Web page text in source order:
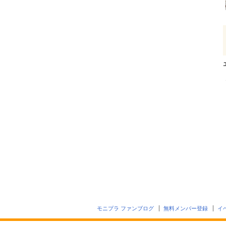
モニプラ ファンブログ 無料メンバー登録 イ